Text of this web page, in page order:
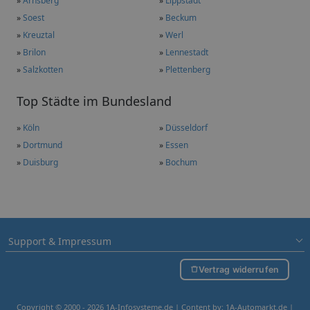
»Soest » Beckum
» Kreuztal »Werl
» Brilon » Lennestadt
»Salzkotten » Plettenberg
Top Städte im Bundesland
» Köln » Düsseldorf
» Dortmund » Essen
» Duisburg » Bochum
Support & Impressum
Vertrag widerrufen
Copyright © 2000 - 2026 1A-Infosysteme.de | Content by: 1A-Automarkt.de |